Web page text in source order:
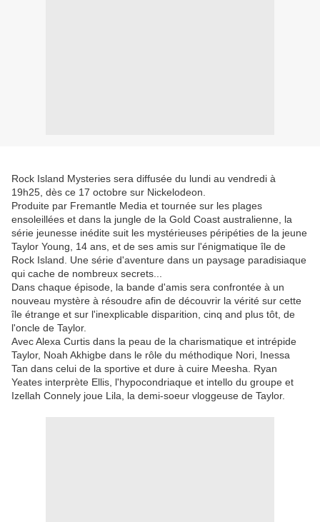
Rock Island Mysteries sera diffusée du lundi au vendredi à
19h25, dès ce 17 octobre sur Nickelodeon.
Produite par Fremantle Media et tournée sur les plages
ensoleillées et dans la jungle de la Gold Coast australienne, la
série jeunesse inédite suit les mystérieuses péripéties de la jeune
Taylor Young, 14 ans, et de ses amis sur l'énigmatique île de
Rock Island. Une série d'aventure dans un paysage paradisiaque
qui cache de nombreux secrets...
Dans chaque épisode, la bande d'amis sera confrontée à un
nouveau mystère à résoudre afin de découvrir la vérité sur cette
île étrange et sur l'inexplicable disparition, cinq and plus tôt, de
l'oncle de Taylor.
Avec Alexa Curtis dans la peau de la charismatique et intrépide
Taylor, Noah Akhigbe dans le rôle du méthodique Nori, Inessa
Tan dans celui de la sportive et dure à cuire Meesha. Ryan
Yeates interprète Ellis, l'hypocondriaque et intello du groupe et
Izellah Connely joue Lila, la demi-soeur vloggeuse de Taylor.